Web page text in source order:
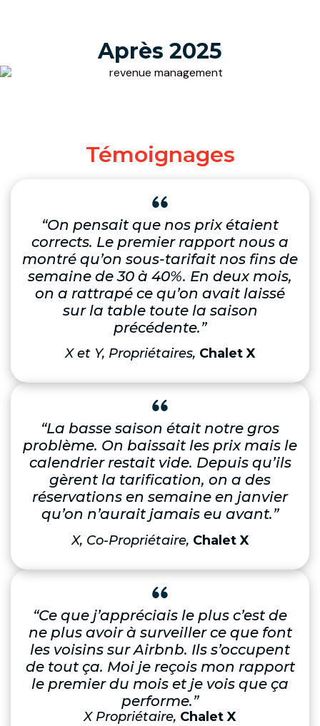
Après 2025
Témoignages
“On pensait que nos prix étaient
corrects. Le premier rapport nous a
montré qu’on sous-tarifait nos fins de
semaine de 30 à 40%. En deux mois,
on a rattrapé ce qu’on avait laissé
sur la table toute la saison
précédente.”
X et Y, Propriétaires, Chalet X
“La basse saison était notre gros
problème. On baissait les prix mais le
calendrier restait vide. Depuis qu’ils
gèrent la tarification, on a des
réservations en semaine en janvier
qu’on n’aurait jamais eu avant.”
X, Co-Propriétaire, Chalet X
“Ce que j’appréciais le plus c’est de
ne plus avoir à surveiller ce que font
les voisins sur Airbnb. Ils s’occupent
de tout ça. Moi je reçois mon rapport
le premier du mois et je vois que ça
performe.”
X Propriétaire, Chalet X